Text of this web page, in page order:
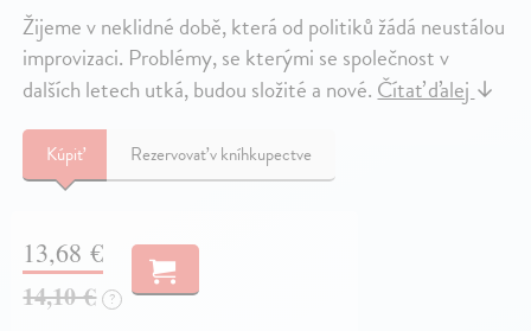
Žijeme v neklidné době, která od politiků žádá neustálou
improvizaci. Problémy, se kterými se společnost v
dalších letech utká, budou složité a nové. Čítať ďalej ↓
Kúpiť Rezervovať v kníhkupectve
13,68 €
14,10 € ?